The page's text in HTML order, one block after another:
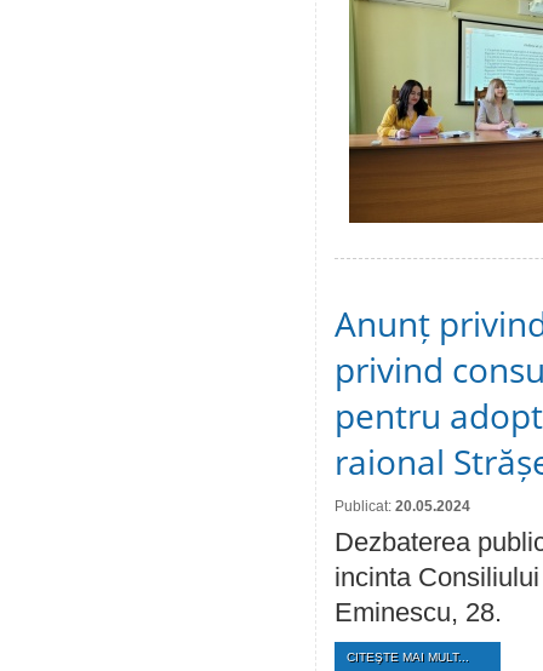
Anunț
privind
pentru
raional
Publicat: 20.05.2024
Dezbaterea
incinta
Eminescu, 28.
CITEŞTE MAI MULT...